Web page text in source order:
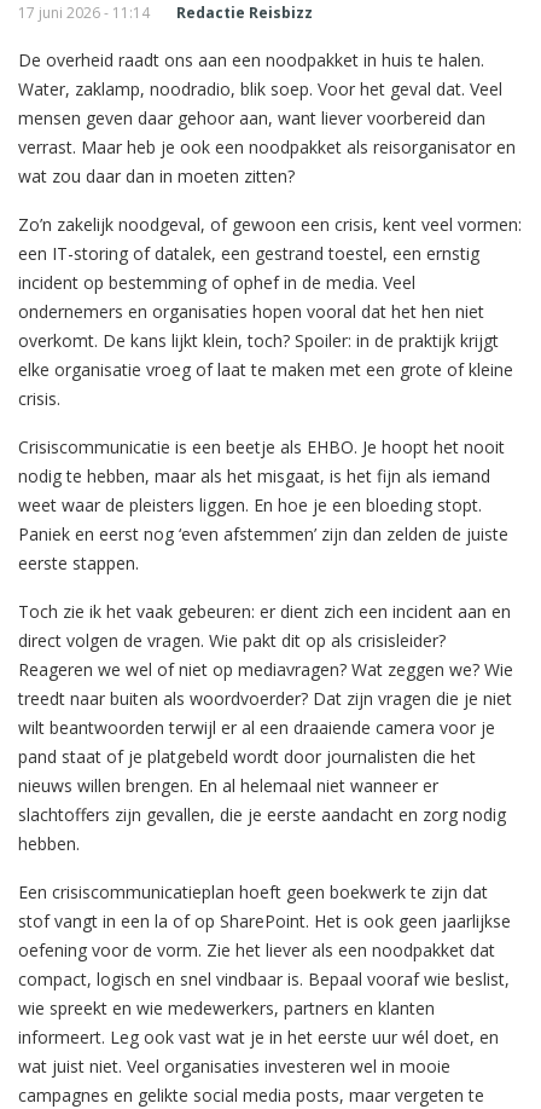
17 juni 2026 - 11:14 Redactie Reisbizz
De overheid raadt ons aan een noodpakket in huis te halen.
Water, zaklamp, noodradio, blik soep. Voor het geval dat. Veel
mensen geven daar gehoor aan, want liever voorbereid dan
verrast. Maar heb je ook een noodpakket als reisorganisator en
wat zou daar dan in moeten zitten?
Zo’n zakelijk noodgeval, of gewoon een crisis, kent veel vormen:
een IT-storing of datalek, een gestrand toestel, een ernstig
incident op bestemming of ophef in de media. Veel
ondernemers en organisaties hopen vooral dat het hen niet
overkomt. De kans lijkt klein, toch? Spoiler: in de praktijk krijgt
elke organisatie vroeg of laat te maken met een grote of kleine
crisis.
Crisiscommunicatie is een beetje als EHBO. Je hoopt het nooit
nodig te hebben, maar als het misgaat, is het fijn als iemand
weet waar de pleisters liggen. En hoe je een bloeding stopt.
Paniek en eerst nog ‘even afstemmen’ zijn dan zelden de juiste
eerste stappen.
Toch zie ik het vaak gebeuren: er dient zich een incident aan en
direct volgen de vragen. Wie pakt dit op als crisisleider?
Reageren we wel of niet op mediavragen? Wat zeggen we? Wie
treedt naar buiten als woordvoerder? Dat zijn vragen die je niet
wilt beantwoorden terwijl er al een draaiende camera voor je
pand staat of je platgebeld wordt door journalisten die het
nieuws willen brengen. En al helemaal niet wanneer er
slachtoffers zijn gevallen, die je eerste aandacht en zorg nodig
hebben.
Een crisiscommunicatieplan hoeft geen boekwerk te zijn dat
stof vangt in een la of op SharePoint. Het is ook geen jaarlijkse
oefening voor de vorm. Zie het liever als een noodpakket dat
compact, logisch en snel vindbaar is. Bepaal vooraf wie beslist,
wie spreekt en wie medewerkers, partners en klanten
informeert. Leg ook vast wat je in het eerste uur wél doet, en
wat juist niet. Veel organisaties investeren wel in mooie
campagnes en gelikte social media posts, maar vergeten te